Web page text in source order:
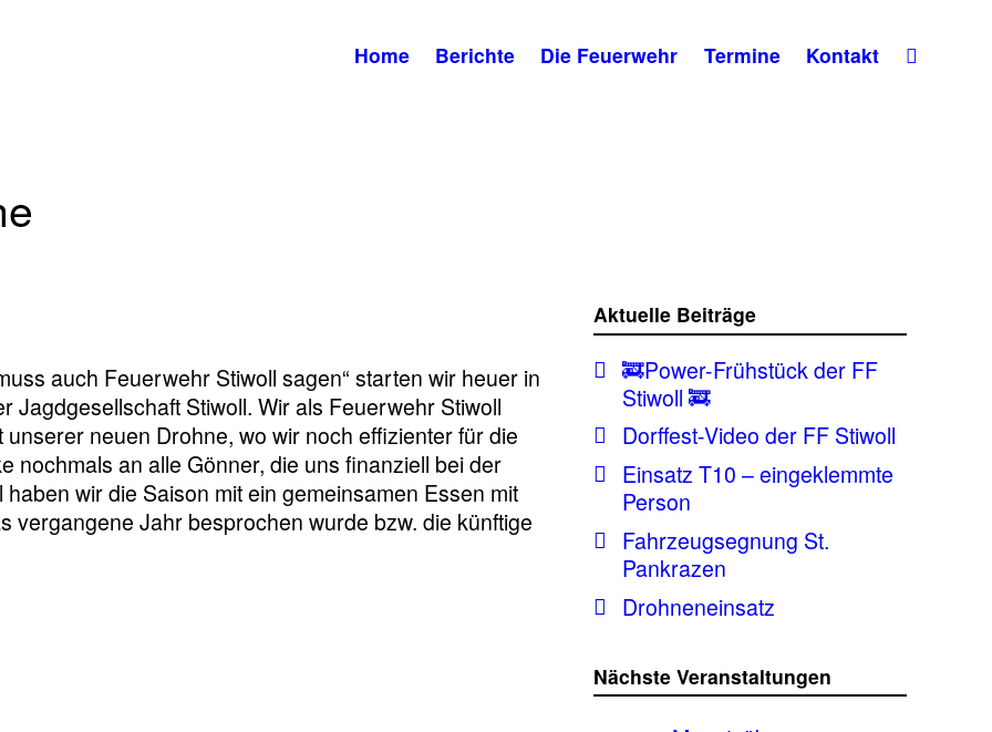
Home Berichte Die Feuerwehr Termine Kontakt
auch Feuerwehr Stiwoll sagen“ starten wir heuer in
Jagdgesellschaft Stiwoll. Wir als Feuerwehr Stiwoll
neuen Drohne, wo wir noch effizienter für die
nochmals an alle Gönner, die uns finanziell bei der
wir die Saison mit ein gemeinsamen Essen mit
vergangene Jahr besprochen wurde bzw. die künftige
Aktuelle Beiträge
🚒Power-Frühstück der FF
Stiwoll 🚒
Dorffest-Video der FF Stiwoll
Einsatz T10 – eingeklemmte
Person
Fahrzeugsegnung St.
Pankrazen
Drohneneinsatz
Nächste Veranstaltungen